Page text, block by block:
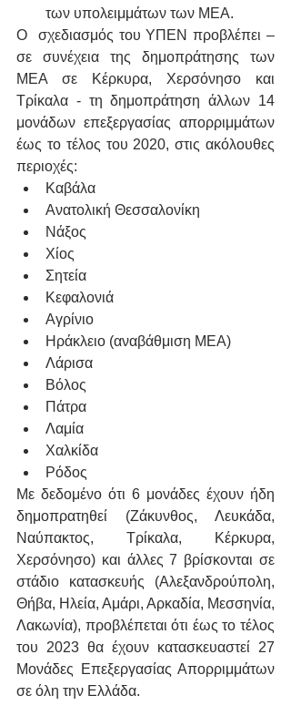
των υπολειμμάτων των ΜΕΑ.
Ο  σχεδιασμός του ΥΠΕΝ προβλέπει –
σε συνέχεια της δημοπράτησης των
ΜΕΑ σε Κέρκυρα, Χερσόνησο και
Τρίκαλα - τη δημοπράτηση άλλων 14
μονάδων επεξεργασίας απορριμμάτων
έως το τέλος του 2020, στις ακόλουθες
περιοχές:
Καβάλα
Ανατολική Θεσσαλονίκη
Νάξος
Χίος
Σητεία
Κεφαλονιά
Αγρίνιο
Ηράκλειο (αναβάθμιση ΜΕΑ)
Λάρισα
Βόλος
Πάτρα
Λαμία
Χαλκίδα
Ρόδος
Με δεδομένο ότι 6 μονάδες έχουν ήδη
δημοπρατηθεί (Ζάκυνθος, Λευκάδα,
Ναύπακτος, Τρίκαλα, Κέρκυρα,
Χερσόνησο) και άλλες 7 βρίσκονται σε
στάδιο κατασκευής (Αλεξανδρούπολη,
Θήβα, Ηλεία, Αμάρι, Αρκαδία, Μεσσηνία,
Λακωνία), προβλέπεται ότι έως το τέλος
του 2023 θα έχουν κατασκευαστεί 27
Μονάδες Επεξεργασίας Απορριμμάτων
σε όλη την Ελλάδα.